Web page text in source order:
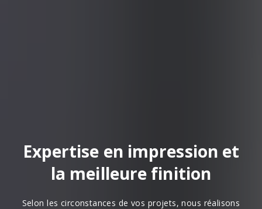
Expertise en impression et
la meilleure finition
Selon les circonstances de vos projets, nous réalisons